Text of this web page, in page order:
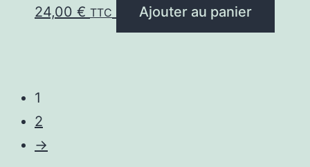
24,00 € TTC Ajouter au panier
1
2
→